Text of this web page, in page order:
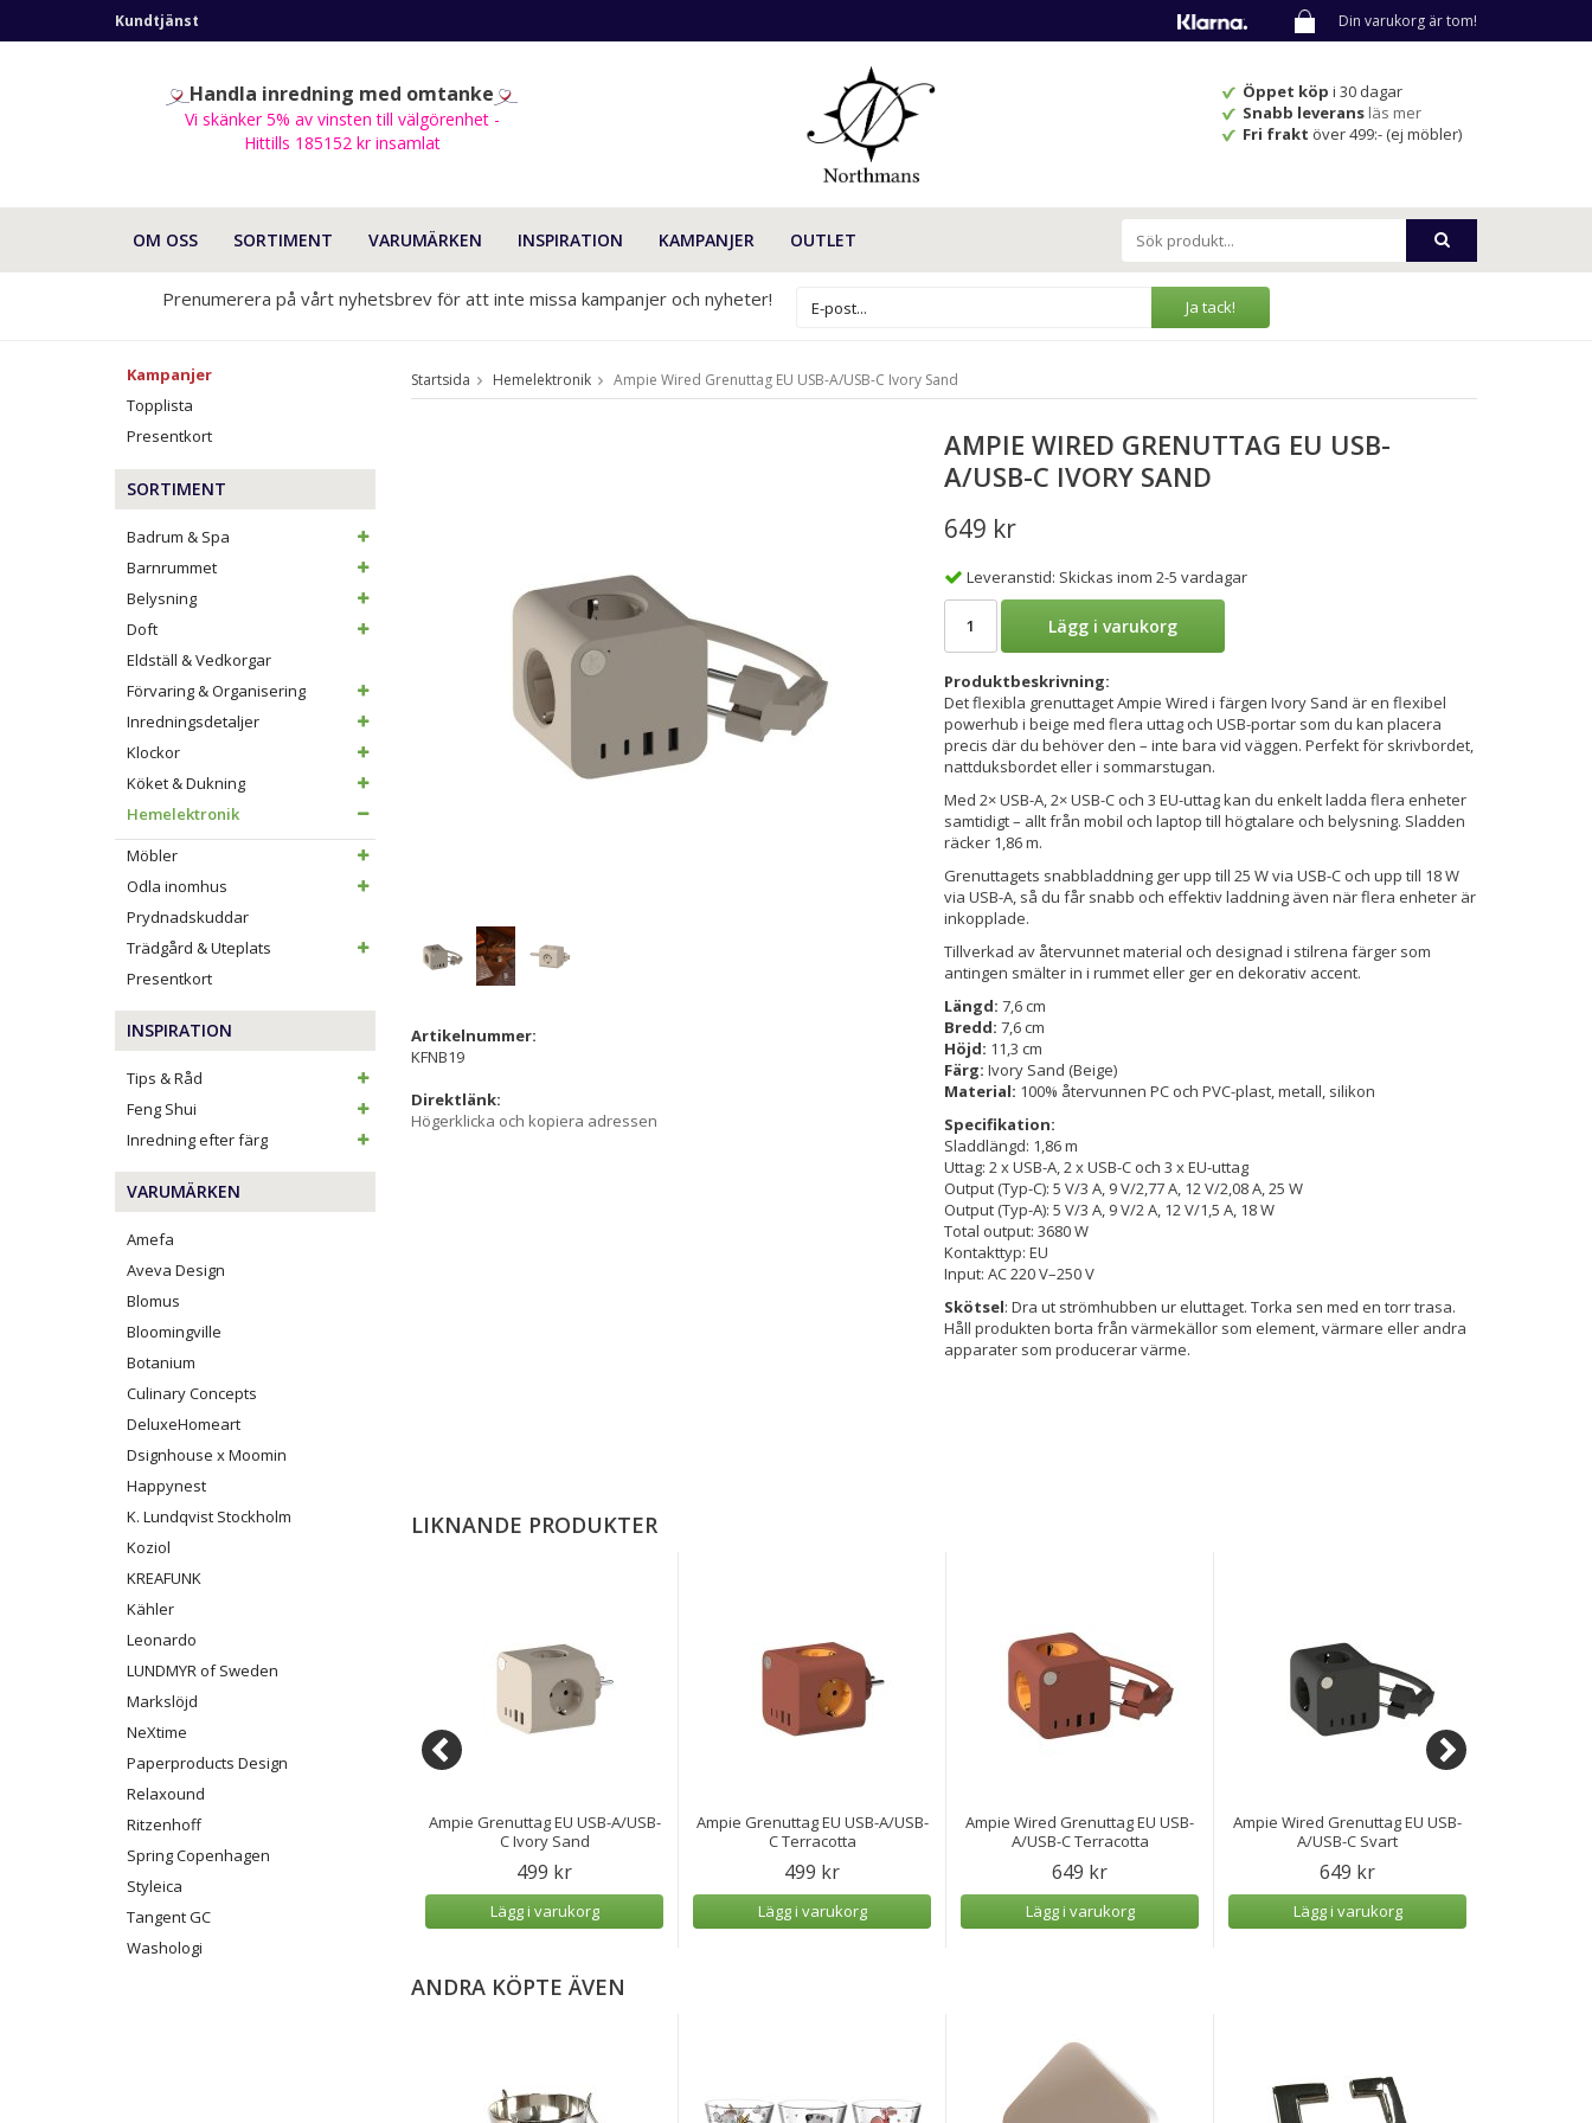
Kundtjänst Din varukorg är tom!
Öppet köpi 30 dagar
Snabb leverans läs mer
Fri frakt över 499:- (ej möbler)
Handla inredning med omtanke
Vi skänker 5% av vinsten till välgörenhet -
Hittills 185152 kr insamlat
OM OSS SORTIMENT VARUMÄRKEN INSPIRATION KAMPANJER OUTLET
Prenumerera på vårt nyhetsbrev för att inte missa kampanjer och nyheter! Ja tack!
Kampanjer
Topplista
Presentkort
SORTIMENT
Badrum & Spa
Barnrummet
Belysning
Doft
Eldställ & Vedkorgar
Förvaring & Organisering
Inredningsdetaljer
Klockor
Köket & Dukning
Hemelektronik
Möbler
Odla inomhus
Prydnadskuddar
Trädgård & Uteplats
Presentkort
INSPIRATION
Tips & Råd
Feng Shui
Inredning efter färg
VARUMÄRKEN
Amefa
Aveva Design
Blomus
Bloomingville
Botanium
Culinary Concepts
DeluxeHomeart
Dsignhouse x Moomin
Happynest
K. Lundqvist Stockholm
Koziol
KREAFUNK
Kähler
Leonardo
LUNDMYR of Sweden
Markslöjd
NeXtime
Paperproducts Design
Relaxound
Ritzenhoff
Spring Copenhagen
Styleica
Tangent GC
Washologi
Startsida Hemelektronik Ampie Wired Grenuttag EU USB-A/USB-C Ivory Sand
AMPIE WIRED GRENUTTAG EU USB-
A/USB-C IVORY SAND
649 kr
Leveranstid: Skickas inom 2-5 vardagar
Lägg i varukorg
Produktbeskrivning:
Det flexibla grenuttaget Ampie Wired i färgen Ivory Sand är en flexibel
powerhub i beige med flera uttag och USB-portar som du kan placera
precis där du behöver den – inte bara vid väggen. Perfekt för skrivbordet,
nattduksbordet eller i sommarstugan.
Med 2× USB-A, 2× USB-C och 3 EU-uttag kan du enkelt ladda flera enheter
samtidigt – allt från mobil och laptop till högtalare och belysning. Sladden
räcker 1,86 m.
Grenuttagets snabbladdning ger upp till 25 W via USB-C och upp till 18 W
via USB-A, så du får snabb och effektiv laddning även när flera enheter är
inkopplade.
Tillverkad av återvunnet material och designad i stilrena färger som
antingen smälter in i rummet eller ger en dekorativ accent.
Längd: 7,6 cm
Bredd: 7,6 cm
Höjd: 11,3 cm
Färg: Ivory Sand (Beige)
Material: 100% återvunnen PC och PVC-plast, metall, silikon
Specifikation:
Sladdlängd: 1,86 m
Uttag: 2 x USB-A, 2 x USB-C och 3 x EU-uttag
Output (Typ-C): 5 V/3 A, 9 V/2,77 A, 12 V/2,08 A, 25 W
Output (Typ-A): 5 V/3 A, 9 V/2 A, 12 V/1,5 A, 18 W
Total output: 3680 W
Kontakttyp: EU
Input: AC 220 V–250 V
Skötsel: Dra ut strömhubben ur eluttaget. Torka sen med en torr trasa.
Håll produkten borta från värmekällor som element, värmare eller andra
apparater som producerar värme.
Artikelnummer:
KFNB19
Direktlänk:
Högerklicka och kopiera adressen
LIKNANDE PRODUKTER
Ampie Grenuttag EU USB-A/USB-
499 kr
Ampie Grenuttag EU USB-A/USB-
C Ivory Sand
499 kr
Lägg i varukorg
Ampie Grenuttag EU USB-A/USB-
C Terracotta
499 kr
Lägg i varukorg
Ampie Wired Grenuttag EU USB-
A/USB-C Terracotta
649 kr
Lägg i varukorg
Ampie Wired Grenuttag EU USB-
A/USB-C Svart
649 kr
Lägg i varukorg
ANDRA KÖPTE ÄVEN